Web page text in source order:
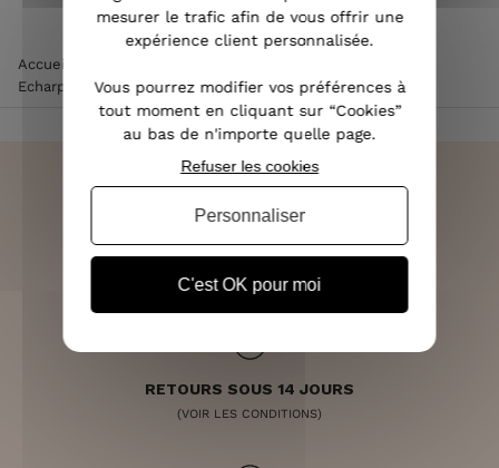
Accueil
Echarpe rectangles leopard noir taupe bordeaux
LIVRAISON RAPIDE
RETOURS SOUS 14 JOURS
(VOIR LES CONDITIONS)
mesurer le trafic afin de vous offrir une
expérience client personnalisée.
Vous pourrez modifier vos préférences à
tout moment en cliquant sur “Cookies”
au bas de n'importe quelle page.
C'est OK pour moi
Refuser les cookies
Personnaliser